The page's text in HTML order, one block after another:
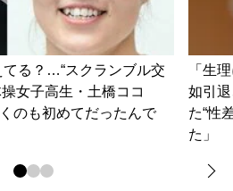
る？…“スクランブル交
女子高生・土橋ココ
のも初めてだったんで
「生
如引
た“性
た」